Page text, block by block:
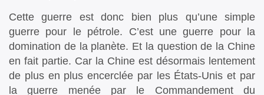
Cette guerre est donc bien plus qu’une simple
guerre pour le pétrole. C’est une guerre pour la
domination de la planète. Et la question de la Chine
en fait partie. Car la Chine est désormais lentement
de plus en plus encerclée par les États-Unis et par
la guerre menée par le Commandement du